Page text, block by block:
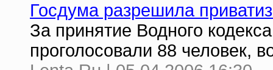
Госдума разрешила
За принятие Водного
проголосовали 88 человек,